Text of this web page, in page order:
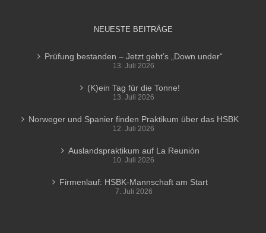
NEUESTE BEITRÄGE
Prüfung bestanden – Jetzt geht’s „Down under“
13. Juli 2026
(K)ein Tag für die Tonne!
13. Juli 2026
Norweger und Spanier finden Praktikum über das HSBK
12. Juli 2026
Auslandspraktikum auf La Reunión
10. Juli 2026
Firmenlauf: HSBK-Mannschaft am Start
7. Juli 2026